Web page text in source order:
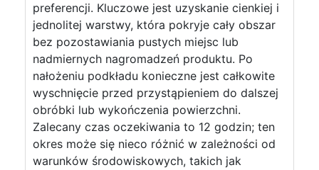
preferencji. Kluczowe jest uzyskanie cienkiej i
jednolitej warstwy, która pokryje cały obszar
bez pozostawiania pustych miejsc lub
nadmiernych nagromadzeń produktu. Po
nałożeniu podkładu konieczne jest całkowite
wyschnięcie przed przystąpieniem do dalszej
obróbki lub wykończenia powierzchni.
Zalecany czas oczekiwania to 12 godzin; ten
okres może się nieco różnić w zależności od
warunków środowiskowych, takich jak